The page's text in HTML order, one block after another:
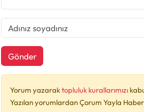
Gönder
Yorum yazaraktopluluk kurallarımızı
Yazılan yorumlardan Çorum Yayla